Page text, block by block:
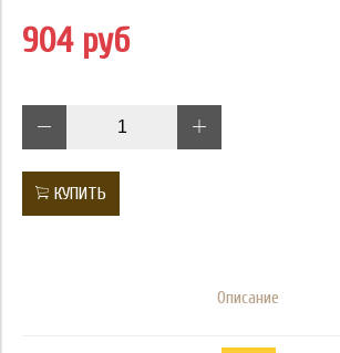
904 руб
КУПИТЬ
Описание